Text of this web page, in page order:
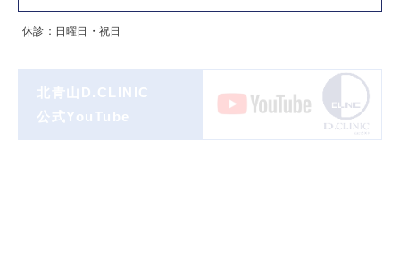
休診：日曜日・祝日
北青山D.CLINIC
公式YouTube